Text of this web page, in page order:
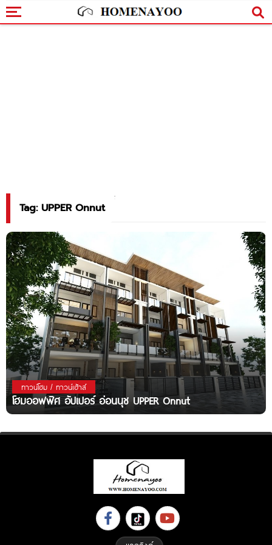
Tag: UPPER Onnut
ทาวน์โฮม / ทาวน์เฮ้าส์
โฮมออฟฟิศ อัปเปอร์ อ่อนนุช UPPER Onnut